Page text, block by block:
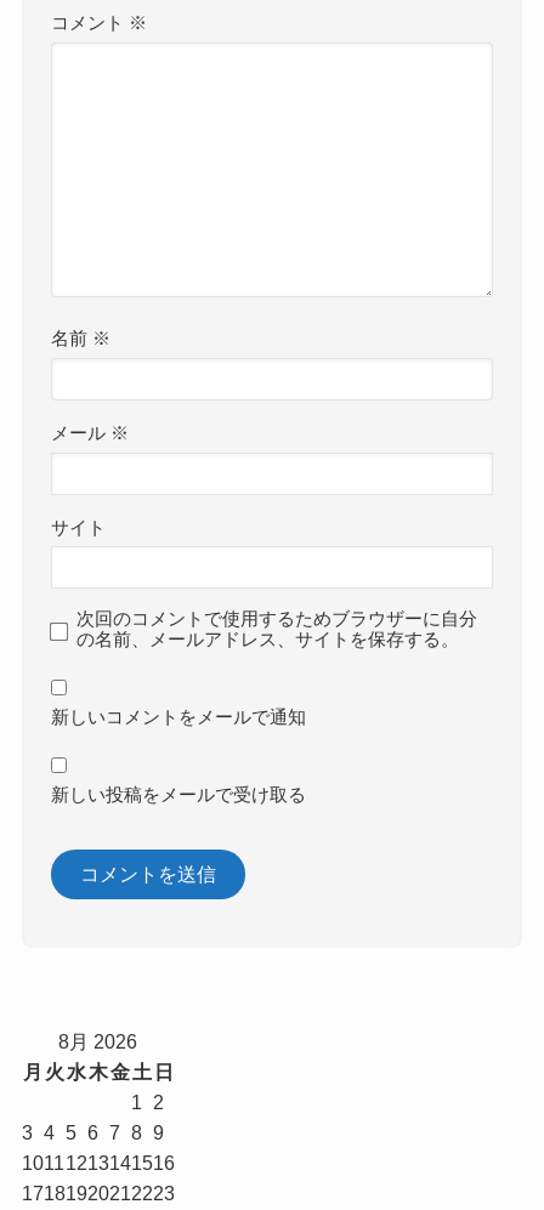
コメント ※
名前 ※
メール ※
サイト
次回のコメントで使用するためブラウザーに自分
の名前、メールアドレス、サイトを保存する。
新しいコメントをメールで通知
新しい投稿をメールで受け取る
8月 2026
月 火 水 木金土 日
1
2
3 4 5 6 7 8 9
1011 1213141516
1718192021 2223